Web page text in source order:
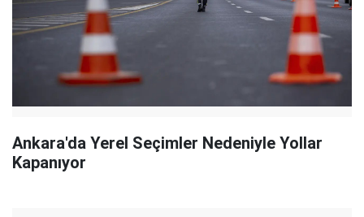
Ankara'da Yerel Seçimler Nedeniyle Yollar
Kapanıyor